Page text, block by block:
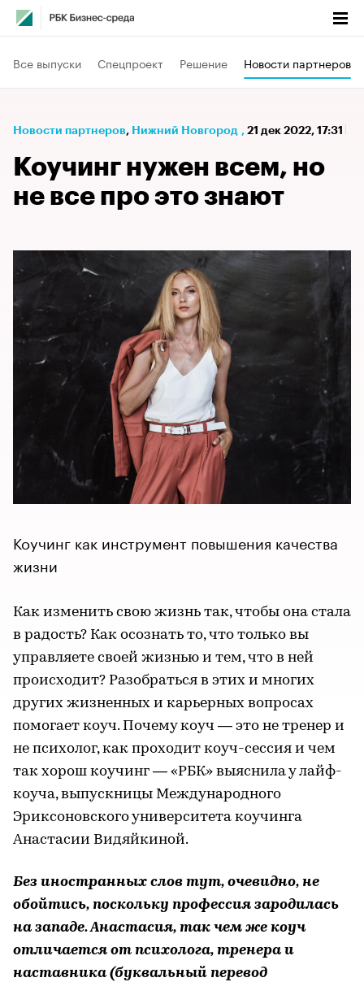
Все выпуски Спецпроект Решение Новости партнеров
Новости партнеров⁠, Нижний Новгород , 21 дек 2022, 17:31
Коучинг нужен всем, но
не все про это знают
Коучинг как инструмент повышения качества
жизни
Как изменить свою жизнь так, чтобы она стала
в радость? Как осознать то, что только вы
управляете своей жизнью и тем, что в ней
происходит? Разобраться в этих и многих
других жизненных и карьерных вопросах
помогает коуч. Почему коуч — это не тренер и
не психолог, как проходит коуч-сессия и чем
так хорош коучинг — «РБК» выяснила у лайф-
коуча, выпускницы Международного
Эриксоновского университета коучинга
Анастасии Видяйкиной.
Без иностранных слов тут, очевидно, не
обойтись, поскольку профессия зародилась
на западе. Анастасия, так чем же коуч
отличается от психолога, тренера и
наставника (буквальный перевод